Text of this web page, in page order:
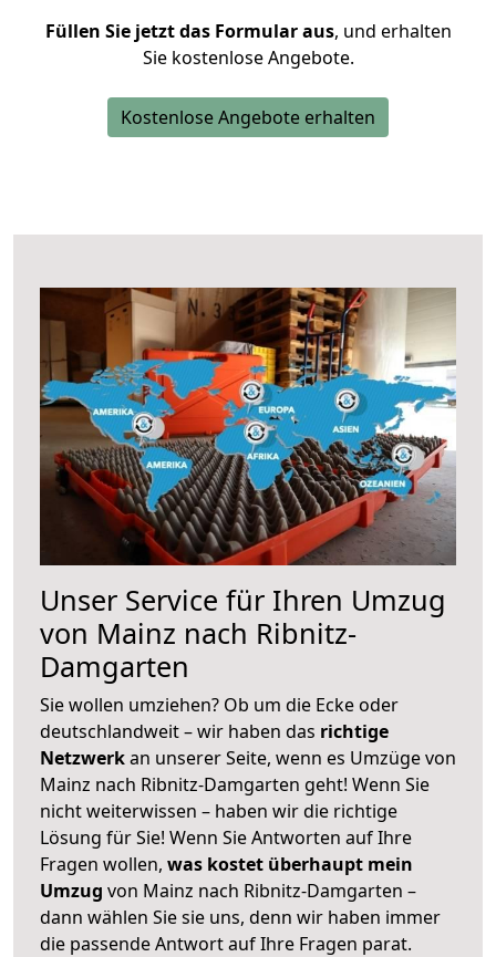
Füllen Sie jetzt das Formular aus, und erhalten
Sie kostenlose Angebote.
Kostenlose Angebote erhalten
Unser Service für Ihren Umzug
von Mainz nach Ribnitz-
Damgarten
Sie wollen umziehen? Ob um die Ecke oder
deutschlandweit – wir haben das richtige
Netzwerkan unserer Seite, wenn es Umzüge von
Mainz nach Ribnitz-Damgarten geht! Wenn Sie
nicht weiterwissen – haben wir die richtige
Lösung für Sie! Wenn Sie Antworten auf Ihre
Fragen wollen, was kostet überhaupt mein
Umzug von Mainz nach Ribnitz-Damgarten –
dann wählen Sie sie uns, denn wir haben immer
die passende Antwort auf Ihre Fragen parat.